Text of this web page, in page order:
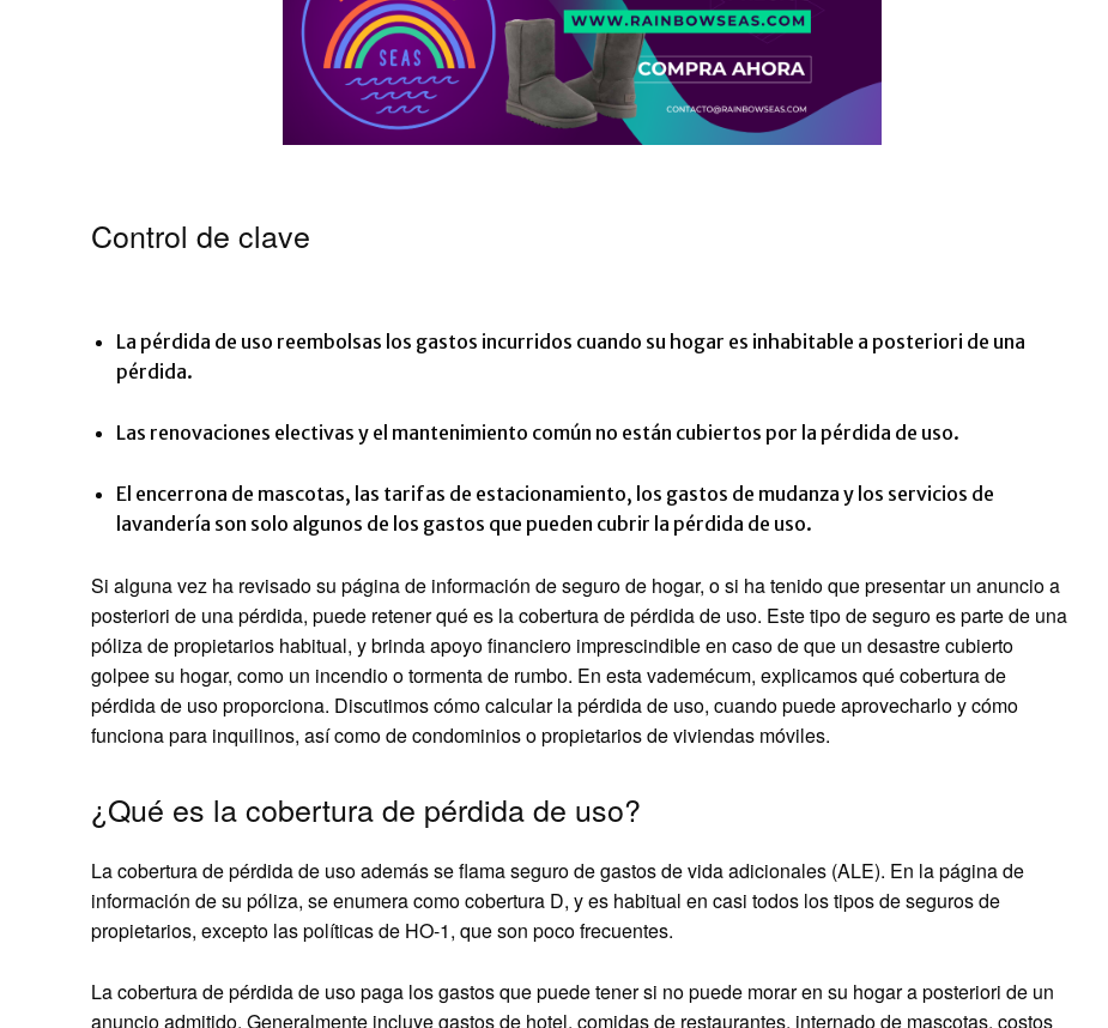
Control de clave
La pérdida de uso reembolsas los gastos incurridos cuando su hogar es inhabitable a posteriori de una
pérdida.
Las renovaciones electivas y el mantenimiento común no están cubiertos por la pérdida de uso.
El encerrona de mascotas, las tarifas de estacionamiento, los gastos de mudanza y los servicios de
lavandería son solo algunos de los gastos que pueden cubrir la pérdida de uso.
Si alguna vez ha revisado su página de información de seguro de hogar, o si ha tenido que presentar un anuncio a
posteriori de una pérdida, puede retener qué es la cobertura de pérdida de uso. Este tipo de seguro es parte de una
póliza de propietarios habitual, y brinda apoyo financiero imprescindible en caso de que un desastre cubierto
golpee su hogar, como un incendio o tormenta de rumbo. En esta vademécum, explicamos qué cobertura de
pérdida de uso proporciona. Discutimos cómo calcular la pérdida de uso, cuando puede aprovecharlo y cómo
funciona para inquilinos, así como de condominios o propietarios de viviendas móviles.
¿Qué es la cobertura de pérdida de uso?
La cobertura de pérdida de uso además se flama seguro de gastos de vida adicionales (ALE). En la página de
información de su póliza, se enumera como cobertura D, y es habitual en casi todos los tipos de seguros de
propietarios, excepto las políticas de HO-1, que son poco frecuentes.
La cobertura de pérdida de uso paga los gastos que puede tener si no puede morar en su hogar a posteriori de un
anuncio admitido. Generalmente incluye gastos de hotel, comidas de restaurantes, internado de mascotas, costos